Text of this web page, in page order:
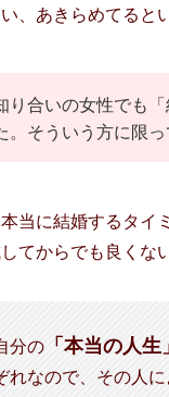
、あきらめてると
り合いの女性でも
。そういう方に限
当に結婚するタ
てからでも良くな
分の 「本当の人生」
なので、その人に